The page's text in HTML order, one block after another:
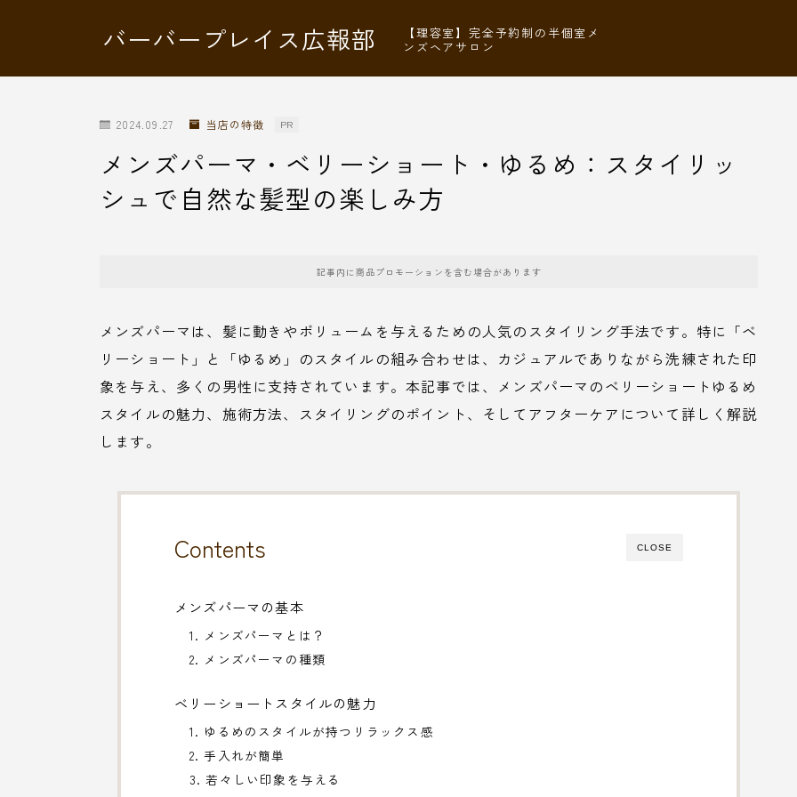
バーバープレイス広報部
【理容室】完全予約制の半個室メ
ンズヘアサロン
2024.09.27 当店の特徴 PR
メンズパーマ・ベリーショート・ゆるめ：スタイリッ
シュで自然な髪型の楽しみ方
記事内に商品プロモーションを含む場合があります
メンズパーマは、髪に動きやボリュームを与えるための人気のスタイリング手法です。特に「ベ
リーショート」と「ゆるめ」のスタイルの組み合わせは、カジュアルでありながら洗練された印
象を与え、多くの男性に支持されています。本記事では、メンズパーマのベリーショートゆるめ
スタイルの魅力、施術方法、スタイリングのポイント、そしてアフターケアについて詳しく解説
します。
CLOSE
Contents
メンズパーマの基本
1. メンズパーマとは？
2. メンズパーマの種類
ベリーショートスタイルの魅力
1. ゆるめのスタイルが持つリラックス感
2. 手入れが簡単
3. 若々しい印象を与える